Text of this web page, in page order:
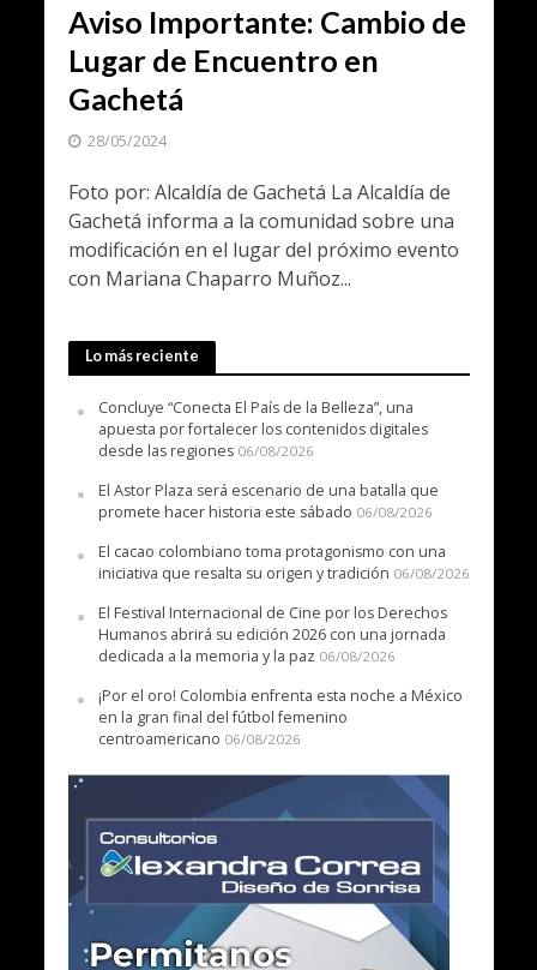
Aviso Importante: Cambio de
Lugar de Encuentro en
Gachetá
28/05/2024
Foto por: Alcaldía de Gachetá La Alcaldía de
Gachetá informa a la comunidad sobre una
modificación en el lugar del próximo evento
con Mariana Chaparro Muñoz...
Lo más reciente
Concluye “Conecta El País de la Belleza”, una
apuesta por fortalecer los contenidos digitales
desde las regiones 06/08/2026
El Astor Plaza será escenario de una batalla que
promete hacer historia este sábado 06/08/2026
El cacao colombiano toma protagonismo con una
iniciativa que resalta su origen y tradición 06/08/2026
El Festival Internacional de Cine por los Derechos
Humanos abrirá su edición 2026 con una jornada
dedicada a la memoria y la paz 06/08/2026
¡Por el oro! Colombia enfrenta esta noche a México
en la gran final del fútbol femenino
centroamericano 06/08/2026